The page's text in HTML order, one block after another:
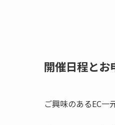
開催日程とお
ご興味のあるEC一